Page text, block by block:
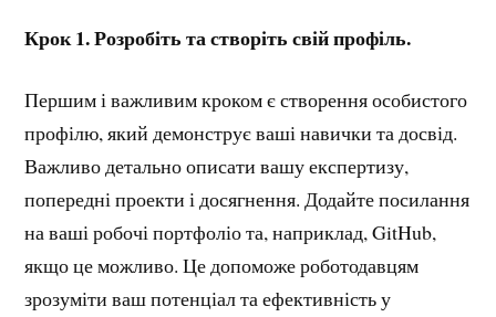
Крок 1. Розробіть та створіть свій профіль.
Першим і важливим кроком є створення особистого
профілю, який демонструє ваші навички та досвід.
Важливо детально описати вашу експертизу,
попередні проекти і досягнення. Додайте посилання
на ваші робочі портфоліо та, наприклад, GitHub,
якщо це можливо. Це допоможе роботодавцям
зрозуміти ваш потенціал та ефективність у